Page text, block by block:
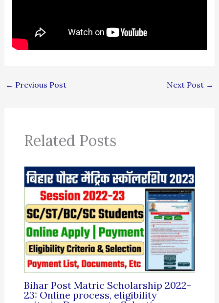
← Previous Post Next Post →
Related Posts
Bihar Post Matric Scholarship 2022-
23: Online process, eligibility